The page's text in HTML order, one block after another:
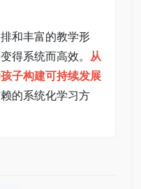
和丰富的教学形
得系统而高效。 从
子构建可持续发展
的系统化学习方